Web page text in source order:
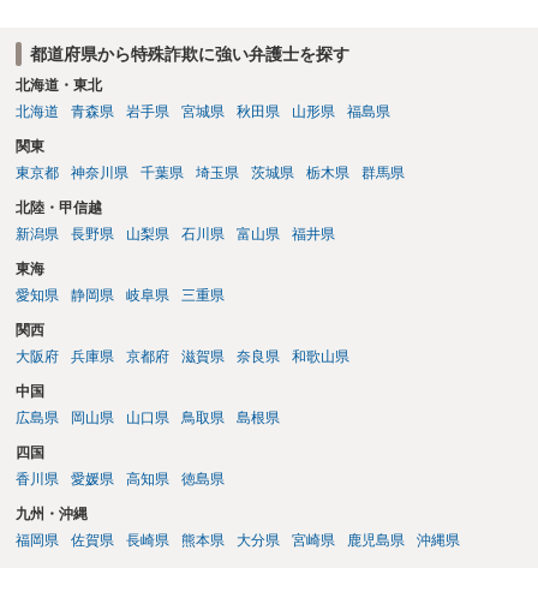
都道府県から特殊詐欺に強い弁護士を探す
北海道・東北
北海道
青森県 岩手県 宮城県 秋田県 山形県 福島県
関東
東京都
神奈川県 千葉県 埼玉県 茨城県 栃木県 群馬県
北陸・甲信越
新潟県
長野県 山梨県 石川県 富山県 福井県
東海
愛知県
静岡県 岐阜県 三重県
関西
大阪府
兵庫県 京都府 滋賀県 奈良県 和歌山県
中国
広島県
岡山県 山口県 鳥取県 島根県
四国
香川県
愛媛県 高知県 徳島県
九州・沖縄
福岡県
佐賀県 長崎県 熊本県 大分県 宮崎県 鹿児島県 沖縄県